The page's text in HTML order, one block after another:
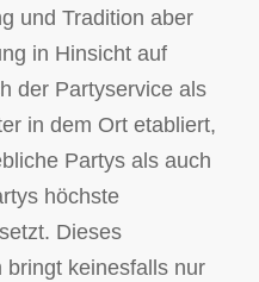
und Tradition aber
in Hinsicht auf
der Partyservice als
in dem Ort etabliert,
Partys als auch
höchste
Dieses
bringt keinesfalls nur